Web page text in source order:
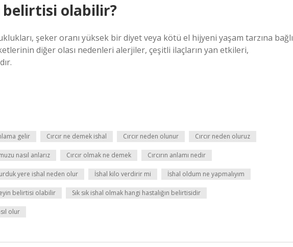
belirtisi olabilir?
şeker oranı yüksek bir diyet veya kötü el hijyeni yaşam tarzına bağlı
diğer olası nedenleri alerjiler, çeşitli ilaçların yan etkileri,
gelir Cırcır ne demek ishal Cırcır neden olunur Cırcır neden oluruz
nasıl anlarız Cırcır olmak ne demek Cırcırın anlamı nedir
yere ishal neden olur İshal kilo verdirir mi İshal oldum ne yapmalıyım
belirtisi olabilir Sık sık ishal olmak hangi hastalığın belirtisidir
olur